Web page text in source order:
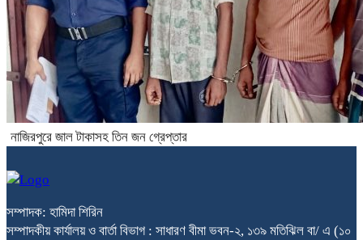
নাজিরপুরে জাল টাকাসহ তিন জন গ্রেপ্তার
সম্পাদক: হামিদা শিরিন
সম্পাদকীয় কার্যালয় ও বার্তা বিভাগ : সাধারণ বীমা ভবন-২, ১৩৯ মতিঝিল বা/ এ (১০